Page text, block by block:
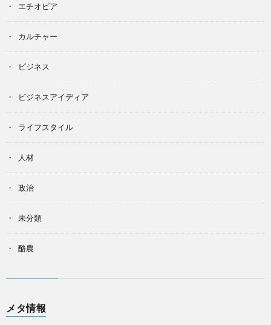
エチオピア
カルチャー
ビジネス
ビジネスアイディア
ライフスタイル
人材
政治
未分類
酪農
メタ情報